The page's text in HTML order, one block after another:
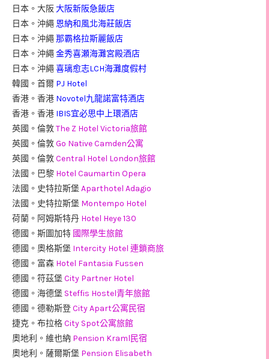
日本。大阪大阪新阪急飯店
日本。沖繩 恩納和風北海莊飯店
日本。沖繩那霸格拉斯麗飯店
日本。沖繩金秀喜瀬海灘宮殿酒店
日本。沖繩喜璃愈志LCH海灘度假村
韓國。首爾 PJ Hotel
香港。香港 Novotel九龍諾富特酒店
香港。香港 IBIS宜必思中上環酒店
英國。倫敦The Z Hotel Victoria旅館
英國。倫敦Go Native Camden公寓
英國。倫敦Central Hotel London旅館
法國。巴黎 Hotel Caumartin Opera
法國。史特拉斯堡 Aparthotel Adagio
法國。史特拉斯堡 Montempo Hotel
荷蘭。阿姆斯特丹 Hotel Heye 130
德國。斯圖加特 國際學生旅館
德國。奧格斯堡 Intercity Hotel 連鎖商旅
德國。富森 Hotel Fantasia Fussen
德國。符茲堡 City Partner Hotel
德國。海德堡 Steffis Hostel青年旅館
德國。德勒斯登City Apart公寓民宿
捷克。布拉格City Spot公寓旅館
奧地利。維也納 Pension Kraml民宿
奧地利。薩爾斯堡 Pension Elisabeth